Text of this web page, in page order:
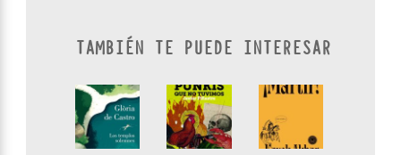
TAMBIÉN TE PUEDE INTERESAR